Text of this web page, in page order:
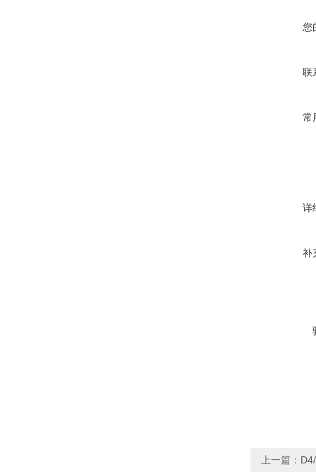
您
联
常
详
补
上一篇：